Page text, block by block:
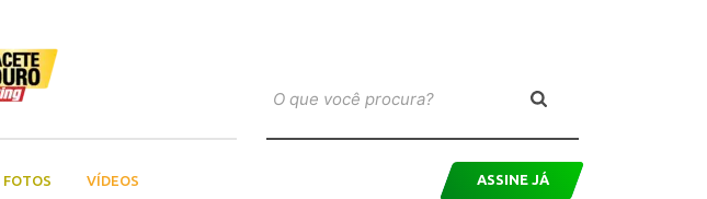
FOTOS VÍDEOS ASSINE JÁ